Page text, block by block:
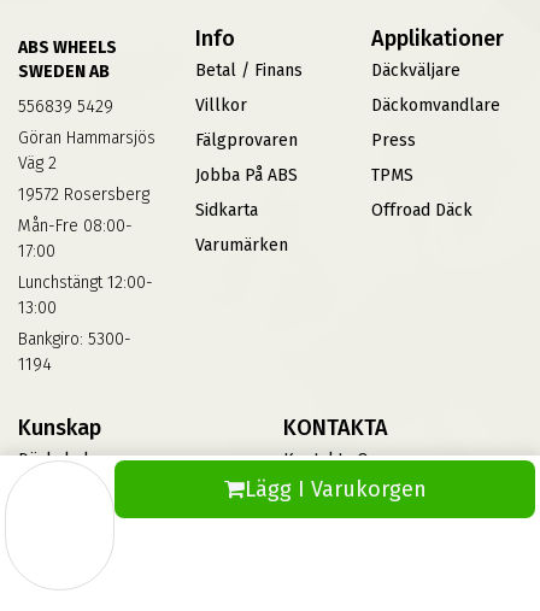
Lägg I Varukorgen
ABS WHEELS
SWEDEN AB
556839 5429
Göran Hammarsjös
Väg 2
19572 Rosersberg
Mån-Fre 08:00-
17:00
Lunchstängt 12:00-
13:00
Bankgiro: 5300-
1194
Info
Betal / Finans
Villkor
Fälgprovaren
Jobba På ABS
Sidkarta
Varumärken
Applikationer
Däckväljare
Däckomvandlare
Press
TPMS
Offroad Däck
Kunskap
Däckskola
Informationsbank Av Däck
Och Fälgar
KONTAKTA
Kontakta Oss
Vinterdäck